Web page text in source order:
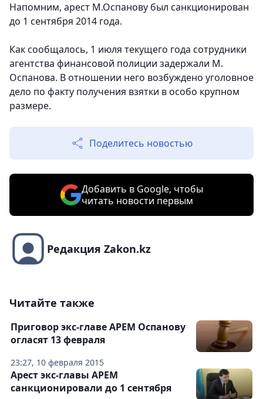
Напомним, арест М.Оспанову был санкционирован
до 1 сентября 2014 года.
Как сообщалось, 1 июля текущего года сотрудники
агентства финансовой полиции задержали М.
Оспанова. В отношении него возбуждено уголовное
дело по факту получения взятки в особо крупном
размере.
Поделитесь новостью
Добавить в Google, чтобы
читать новости первым
Редакция Zakon.kz
Читайте также
23:27, 10 февраля 2015
Приговор экс-главе АРЕМ Оспанову
огласят 13 февраля
Арест экс-главы АРЕМ
санкционировали до 1 сентября